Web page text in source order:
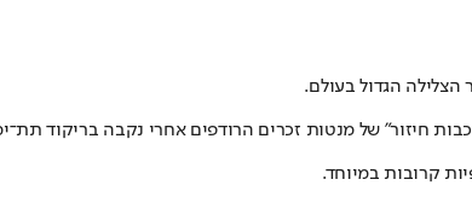
חיזור” של מנטות זכרים הרודפים אחרי נקבה בריקוד
קרובות במיוחד.